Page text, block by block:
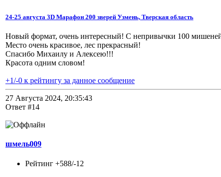
24-25 августа 3D Марафон 200 зверей Узмень, Тверская область
Новый формат, очень интересный! С непривычки 100 мишеней
Место очень красивое, лес прекрасный!
Спасибо Михаилу и Алексею!!!
Красота одним словом!
+1/-0 к рейтингу за данное сообщение
27 Августа 2024, 20:35:43
Ответ #14
шмель009
Рейтинг +588/-12